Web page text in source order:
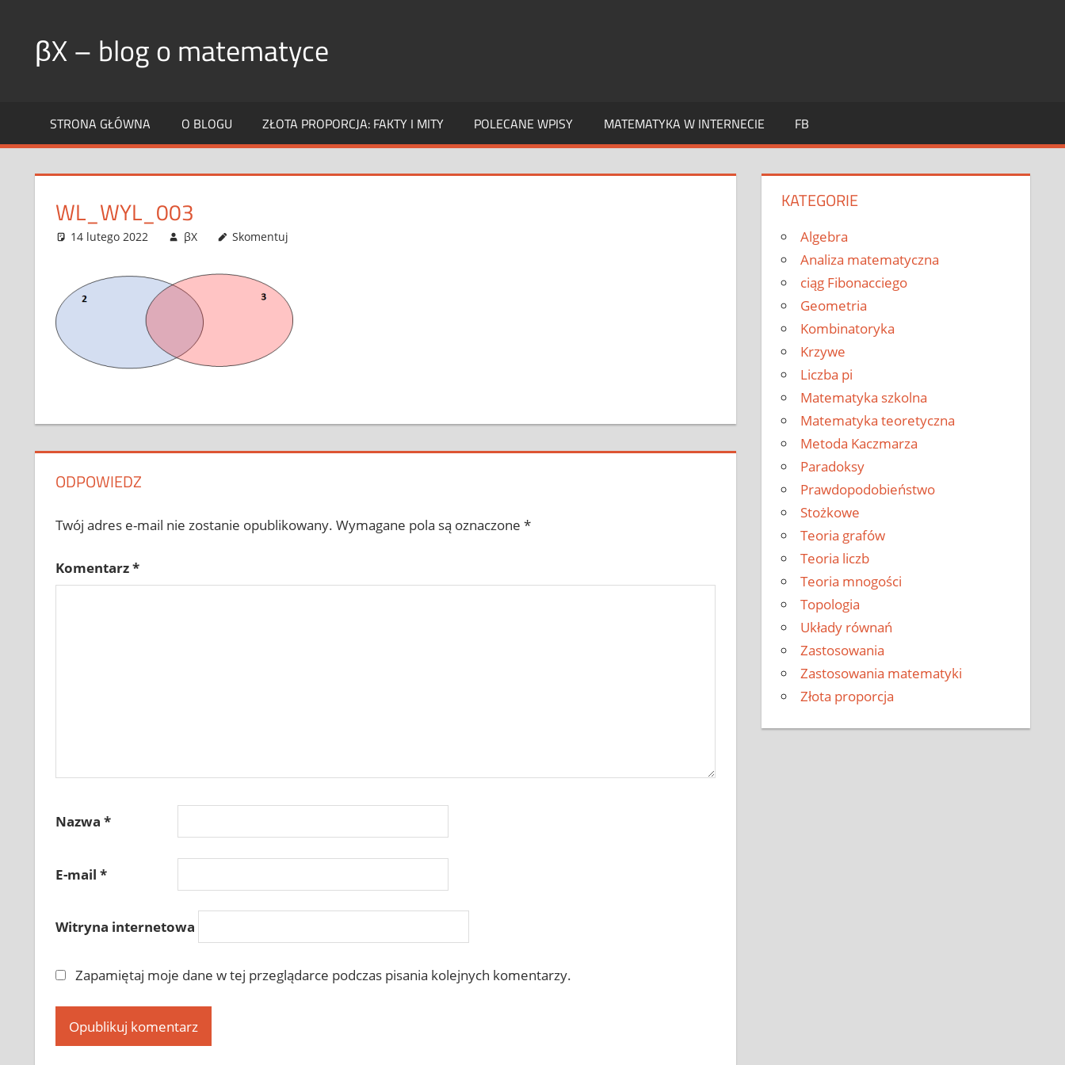
contentβX – blog o matematyce
STRONA GŁÓWNA O BLOGU ZŁOTA PROPORCJA: FAKTY I MITY POLECANE WPISY MATEMATYKA W INTERNECIE FB
WL_WYL_003
14 lutego 2022 βX Skomentuj
ODPOWIEDZ
Twój adres e-mail nie zostanie opublikowany. Wymagane pola są oznaczone *
Komentarz*
Nazwa *
E-mail *
Witryna internetowa
Zapamiętaj moje dane w tej przeglądarce podczas pisania kolejnych komentarzy.
KATEGORIE
Algebra
Analiza matematyczna
ciąg Fibonacciego
Geometria
Kombinatoryka
Krzywe
Liczba pi
Matematyka szkolna
Matematyka teoretyczna
Metoda Kaczmarza
Paradoksy
Prawdopodobieństwo
Stożkowe
Teoria grafów
Teoria liczb
Teoria mnogości
Topologia
Układy równań
Zastosowania
Zastosowania matematyki
Złota proporcja